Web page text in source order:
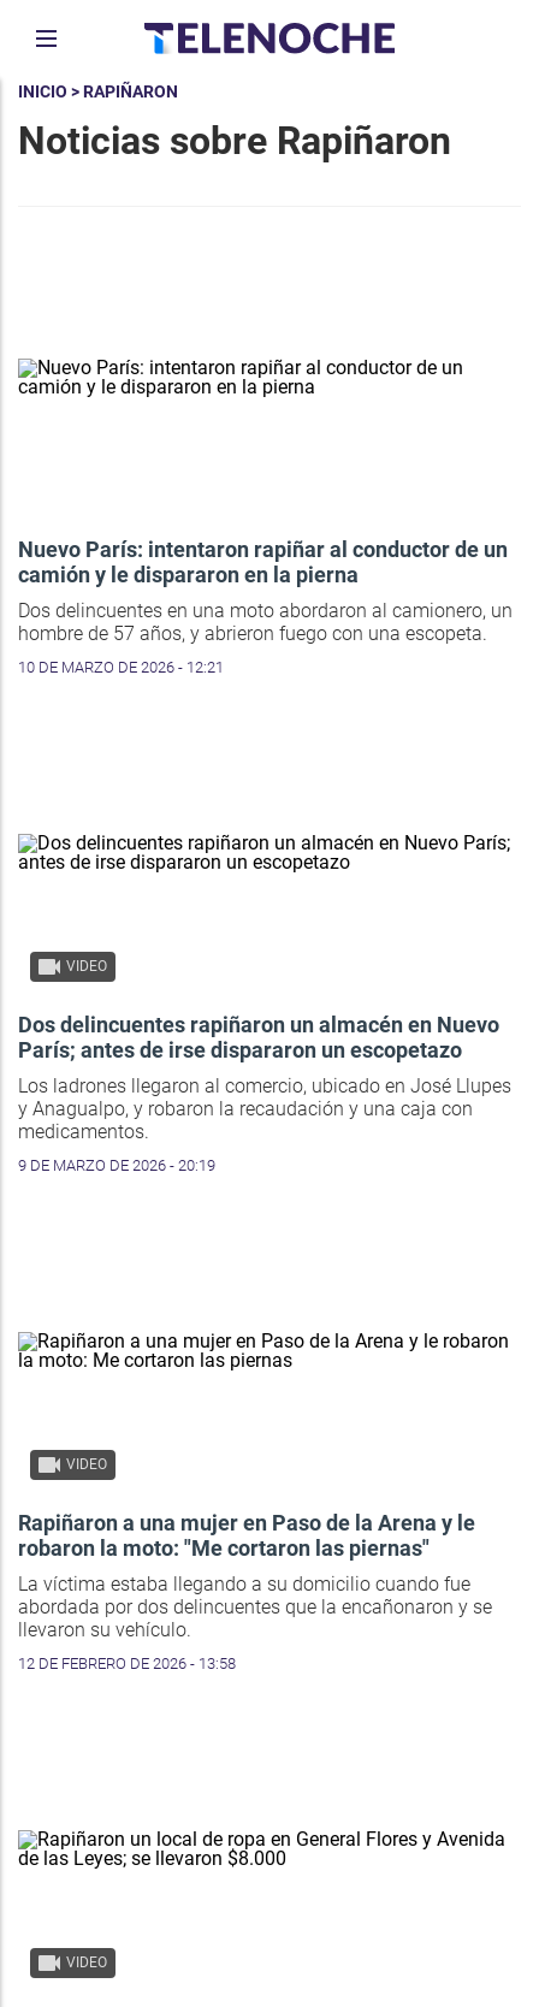
INICIO > RAPIÑARON
Noticias sobre Rapiñaron
Nuevo París: intentaron rapiñar al conductor de un
camión y le dispararon en la pierna
Dos delincuentes en una moto abordaron al camionero, un
hombre de 57 años, y abrieron fuego con una escopeta.
10 DE MARZO DE 2026 - 12:21
VIDEO
Dos delincuentes rapiñaron un almacén en Nuevo
París; antes de irse dispararon un escopetazo
Los ladrones llegaron al comercio, ubicado en José Llupes
y Anagualpo, y robaron la recaudación y una caja con
medicamentos.
9 DE MARZO DE 2026 - 20:19
VIDEO
Rapiñaron a una mujer en Paso de la Arena y le
robaron la moto: "Me cortaron las piernas"
La víctima estaba llegando a su domicilio cuando fue
abordada por dos delincuentes que la encañonaron y se
llevaron su vehículo.
12 DE FEBRERO DE 2026 - 13:58
VIDEO